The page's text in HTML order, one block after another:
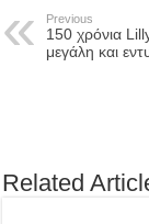
Previous
150 χρόνια
μεγάλη και
Related